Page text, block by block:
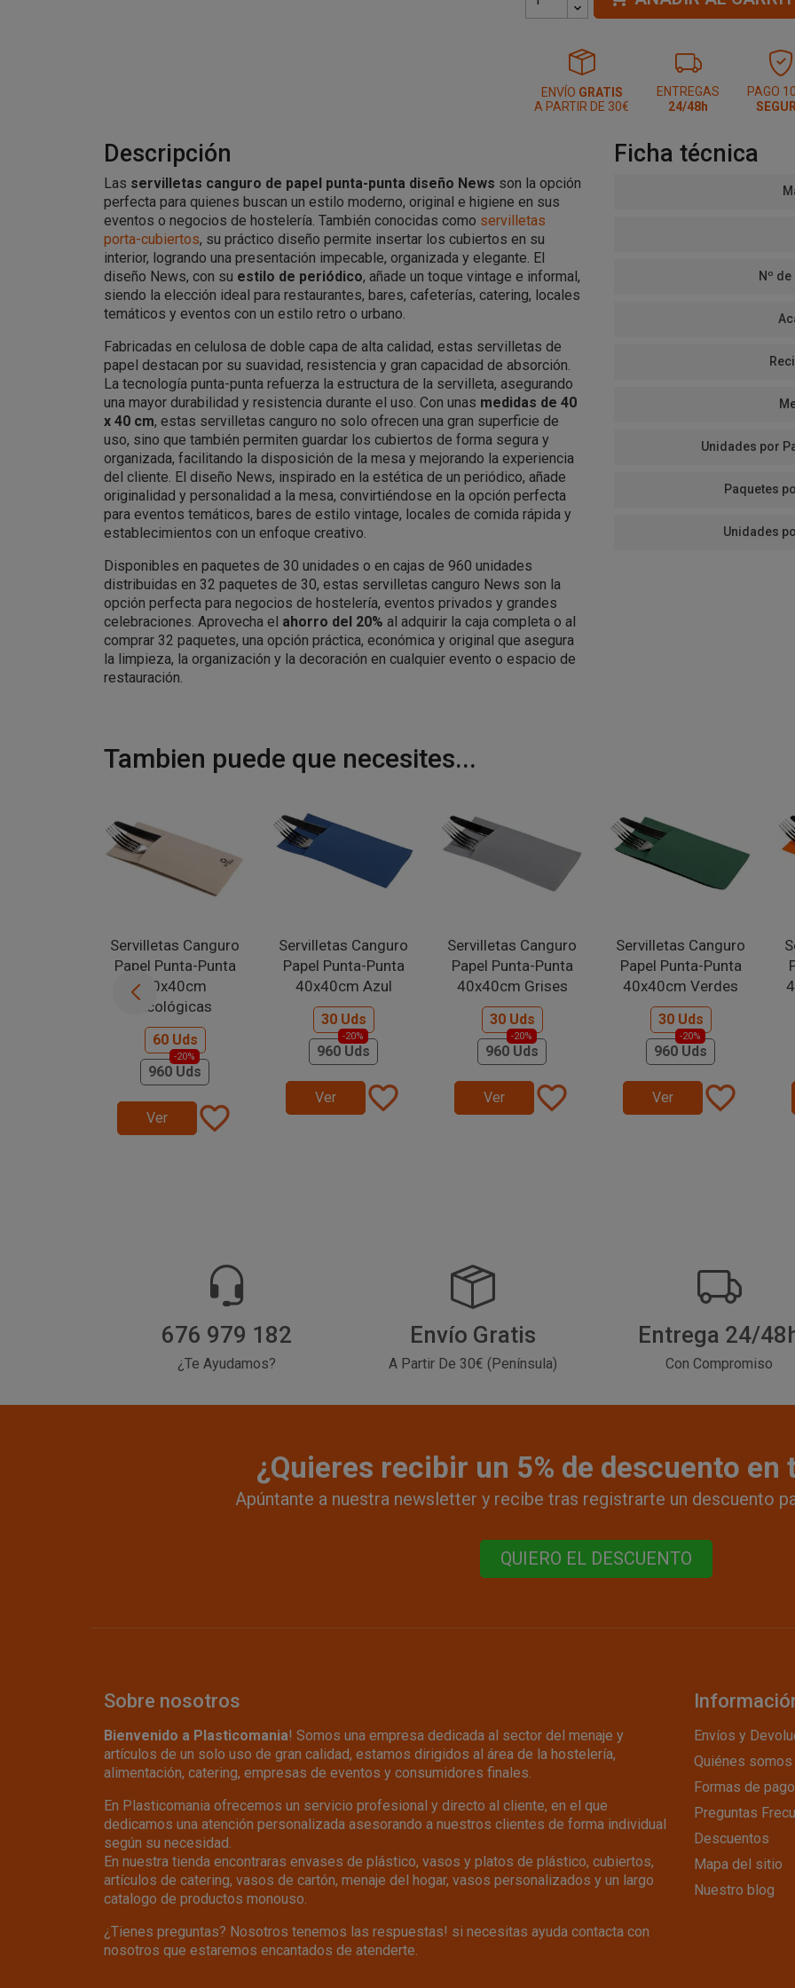
ENVÍO GRATIS
A PARTIR DE 30€
ENTREGAS
24/48h
PAGO
Descripción
Las servilletas canguro de papel punta-punta diseño News son la opción
perfecta para quienes buscan un estilo moderno, original e higiene en sus
eventos o negocios de hostelería. También conocidas como servilletas
porta-cubiertos, su práctico diseño permite insertar los cubiertos en su
interior, logrando una presentación impecable, organizada y elegante. El
diseño News, con su estilo de periódico, añade un toque vintage e informal,
siendo la elección ideal para restaurantes, bares, cafeterías, catering, locales
temáticos y eventos con un estilo retro o urbano.
Fabricadas en celulosa de doble capa de alta calidad, estas servilletas de
papel destacan por su suavidad, resistencia y gran capacidad de absorción.
La tecnología punta-punta refuerza la estructura de la servilleta, asegurando
una mayor durabilidad y resistencia durante el uso. Con unas medidas de 40
x 40 cm, estas servilletas canguro no solo ofrecen una gran superficie de
uso, sino que también permiten guardar los cubiertos de forma segura y
organizada, facilitando la disposición de la mesa y mejorando la experiencia
del cliente. El diseño News, inspirado en la estética de un periódico, añade
originalidad y personalidad a la mesa, convirtiéndose en la opción perfecta
para eventos temáticos, bares de estilo vintage, locales de comida rápida y
establecimientos con un enfoque creativo.
Disponibles en paquetes de 30 unidades o en cajas de 960 unidades
distribuidas en 32 paquetes de 30, estas servilletas canguro News son la
opción perfecta para negocios de hostelería, eventos privados y grandes
celebraciones. Aprovecha el ahorro del 20% al adquirir la caja completa o al
comprar 32 paquetes, una opción práctica, económica y original que asegura
la limpieza, la organización y la decoración en cualquier evento o espacio de
restauración.
Ficha técnica
Nº de
Unidades por
Paquetes
Unidades
Tambien puede que necesites...
Servilletas Canguro
Papel Punta-Punta
40x40cm
Ecológicas
60 Uds
960 Uds
-20%
Ver favorite_border
Servilletas Canguro
Papel Punta-Punta
40x40cm Azul
30 Uds
960 Uds
-20%
Ver favorite_border
Servilletas Canguro
Papel Punta-Punta
40x40cm Grises
30 Uds
960 Uds
-20%
Ver favorite_border
Servilletas Canguro
Papel Punta-Punta
40x40cm Verdes
30 Uds
960 Uds
-20%
Ver favorite_border
676 979 182
¿Te Ayudamos?
Envío Gratis
A Partir De 30€ (Península)
Entrega 24/
Con Compromiso
¿Quieres recibir un 5% de descuento en
Apúntante a nuestra newsletter y recibe tras registrarte un descuento
QUIERO EL DESCUENTO
Sobre nosotros
Bienvenido a Plasticomania! Somos una empresa dedicada al sector del menaje y
artículos de un solo uso de gran calidad, estamos dirigidos al área de la hostelería,
alimentación, catering, empresas de eventos y consumidores finales.
En Plasticomania ofrecemos un servicio profesional y directo al cliente, en el que
dedicamos una atención personalizada asesorando a nuestros clientes de forma individual
según su necesidad.
En nuestra tienda encontraras envases de plástico, vasos y platos de plástico, cubiertos,
artículos de catering, vasos de cartón, menaje del hogar, vasos personalizados y un largo
catalogo de productos monouso.
¿Tienes preguntas? Nosotros tenemos las respuestas! si necesitas ayuda contacta con
nosotros que estaremos encantados de atenderte.
Envíos y
Quiénes somos
Formas de pago
Preguntas
Descuentos
Mapa del sitio
Nuestro blog